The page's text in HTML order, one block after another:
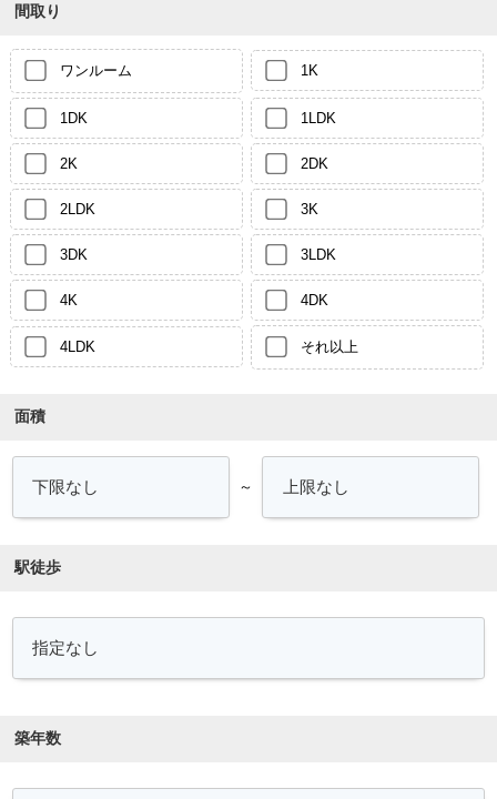
間取り
ワンルーム 1K
1DK 1LDK
2K 2DK
2LDK 3K
3DK 3LDK
4K 4DK
4LDK それ以上
面積
～
駅徒歩
築年数